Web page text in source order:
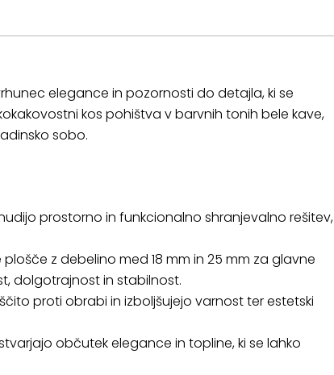
elegance in pozornosti do detajla, ki se
kos pohištva v barvnih tonih bele kave,
sobo.
prostorno in funkcionalno shranjevalno rešitev,
z debelino med 18 mm in 25 mm za glavne
dolgotrajnost in stabilnost.
proti obrabi in izboljšujejo varnost ter estetski
občutek elegance in topline, ki se lahko